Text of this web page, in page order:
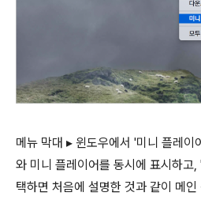
메뉴 막대 ▸ 윈도우에서 '미니 플레이
와 미니 플레이어를 동시에 표시하고
택하면 처음에 설명한 것과 같이 메인